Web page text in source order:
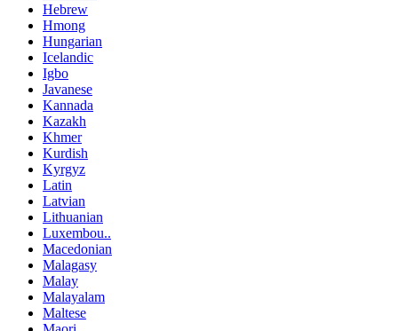
Hebrew
Hmong
Hungarian
Icelandic
Igbo
Javanese
Kannada
Kazakh
Khmer
Kurdish
Kyrgyz
Latin
Latvian
Lithuanian
Luxembou..
Macedonian
Malagasy
Malay
Malayalam
Maltese